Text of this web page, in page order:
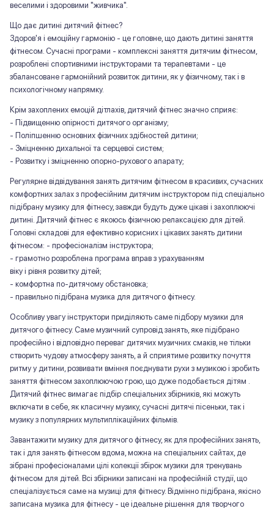
веселими і здоровими "живчика".
Що дає дитині дитячий фітнес?
Здоров'я і емоційну гармонію - це головне, що дають дитині заняття
фітнесом. Сучасні програми - комплексні заняття дитячим фітнесом,
розроблені спортивними інструкторами та терапевтами - це
збалансоване гармонійний розвиток дитини, як у фізичному, так і в
психологічному напрямку.
Крім захоплених емоцій дітлахів, дитячий фітнес значно сприяє:
- Підвищенню опірності дитячого організму;
- Поліпшенню основних фізичних здібностей дитини;
- Зміцненню дихальної та серцевої систем;
- Розвитку і зміцненню опорно-рухового апарату;
Регулярне відвідування занять дитячим фітнесом в красивих, сучасних
комфортних залах з професійним дитячим інструктором під спеціально
підібрану музику для фітнесу, завжди будуть дуже цікаві і захоплюючі
дитині. Дитячий фітнес є якоюсь фізичною релаксацією для дітей.
Головні складові для ефективно корисних і цікавих занять дитини
фітнесом: - професіоналізм інструктора;
- грамотно розроблена програма вправ з урахуванням
віку і рівня розвитку дітей;
- комфортна по-дитячому обстановка;
- правильно підібрана музика для дитячого фітнесу.
Особливу увагу інструктори приділяють саме підбору музики для
дитячого фітнесу. Саме музичний супровід занять, яке підібрано
професійно і відповідно переваг дитячих музичних смаків, не тільки
створить чудову атмосферу занять, а й сприятиме розвитку почуття
ритму у дитини, розвивати вміння поєднувати рухи з музикою і зробить
заняття фітнесом захоплюючою грою, що дуже подобається дітям .
Дитячий фітнес вимагає підбір спеціальних збірників, які можуть
включати в себе, як класичну музику, сучасні дитячі пісеньки, так і
музику з популярних мультиплікаційних фільмів.
Завантажити музику для дитячого фітнесу, як для професійних занять,
так і для занять фітнесом вдома, можна на спеціальних сайтах, де
зібрані професіоналами цілі колекції збірок музики для тренувань
фітнесом для дітей. Всі збірники записані на професійній студії, що
спеціалізується саме на музиці для фітнесу. Відмінно підібрана, якісно
записана музика для фітнесу - це ідеальне рішення для творчого